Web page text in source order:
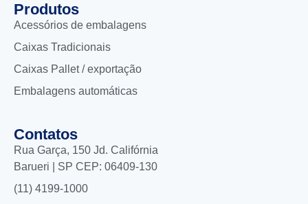
Produtos
Acessórios de embalagens
Caixas Tradicionais
Caixas Pallet / exportação
Embalagens automáticas
Contatos
Rua Garça, 150 Jd. Califórnia
Barueri | SP CEP: 06409-130
(11) 4199-1000